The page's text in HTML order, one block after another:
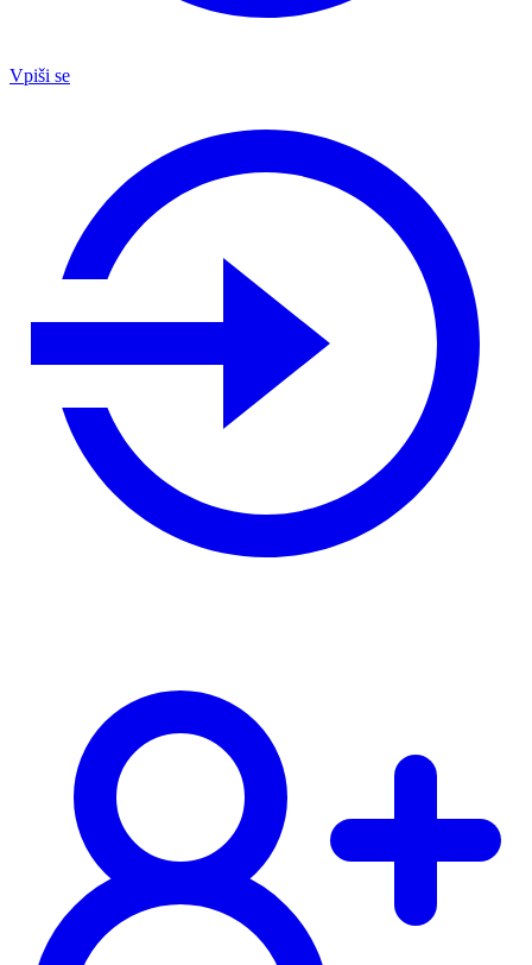
Vpiši se